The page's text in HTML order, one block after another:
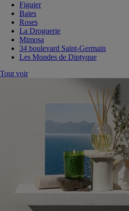
Figuier
Baies
Roses
La Droguerie
Mimosa
34 boulevard Saint-Germain
Les Mondes de Diptyque
Tout voir